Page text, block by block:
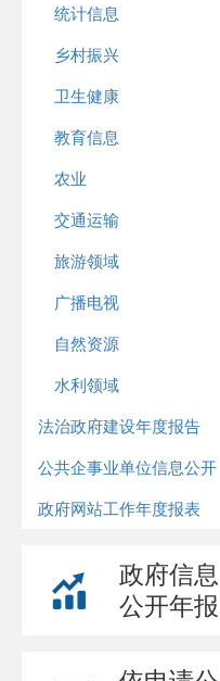
统计信息
乡村振兴
卫生健康
教育信息
农业
交通运输
旅游领域
广播电视
自然资源
水利领域
法治政府建设年度报告
公共企事业单位信息公开
政府网站工作年度报表
政府信息
公开年报